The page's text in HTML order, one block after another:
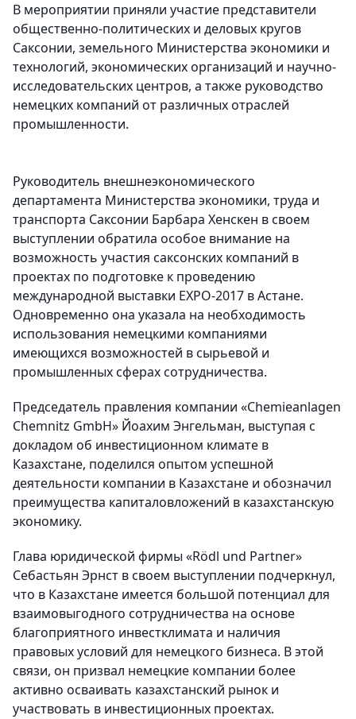
В мероприятии приняли участие представители
общественно-политических и деловых кругов
Саксонии, земельного Министерства экономики и
технологий, экономических организаций и научно-
исследовательских центров, а также руководство
немецких компаний от различных отраслей
промышленности.
Руководитель внешнеэкономического
департамента Министерства экономики, труда и
транспорта Саксонии Барбара Хенскен в своем
выступлении обратила особое внимание на
возможность участия саксонских компаний в
проектах по подготовке к проведению
международной выставки EXPO-2017 в Астане.
Одновременно она указала на необходимость
использования немецкими компаниями
имеющихся возможностей в сырьевой и
промышленных сферах сотрудничества.
Председатель правления компании «Chemieanlagen
Chemnitz GmbH» Йоахим Энгельман, выступая с
докладом об инвестиционном климате в
Казахстане, поделился опытом успешной
деятельности компании в Казахстане и обозначил
преимущества капиталовложений в казахстанскую
экономику.
Глава юридической фирмы «Rödl und Partner»
Себастьян Эрнст в своем выступлении подчеркнул,
что в Казахстане имеется большой потенциал для
взаимовыгодного сотрудничества на основе
благоприятного инвестклимата и наличия
правовых условий для немецкого бизнеса. В этой
связи, он призвал немецкие компании более
активно осваивать казахстанский рынок и
участвовать в инвестиционных проектах.